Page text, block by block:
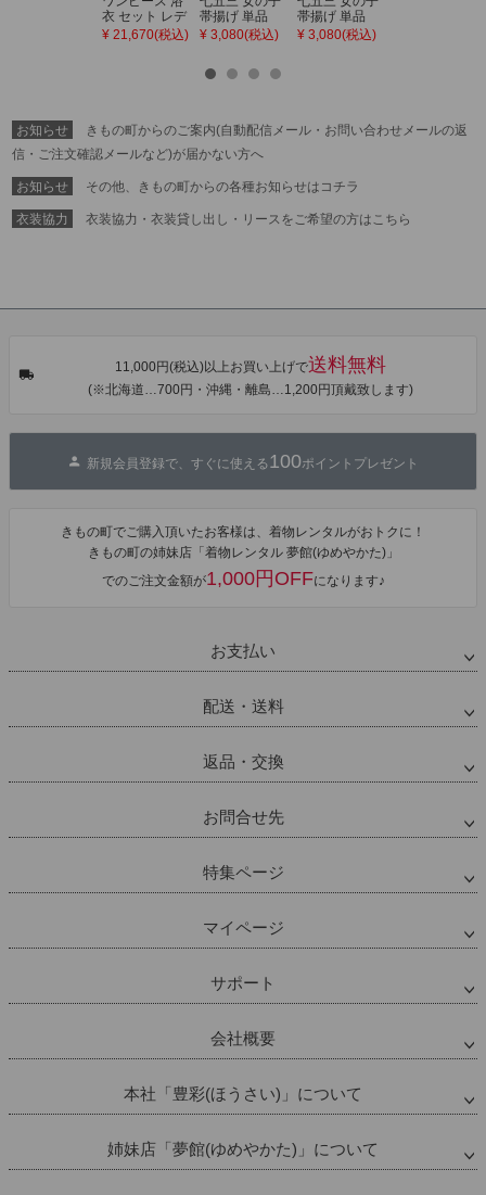
衣 セット レデ
ィース 吸水速
乾 ポリエステ
シェ）「ラン
タン・夜の葉
音・金継ぎ・
プ」Fサイズ
カシュクール
ワンピース 簡
単着付け 大人
¥ 21,670(税込)
帯揚げ 単品
「灰桃色」日
本製 7歳 女児
びあげ 和装 着
HI オリジナル
【メール便不
可】
¥ 3,080(税込)
帯揚げ 単品
「若葉色」日
本製 7歳 女児
HI オリジナル
【メール便不
¥ 3,080(税込)
HI オリジナル
【メール便不
お知らせ
きもの町からのご案内(自動配信メール・お問い合わせメールの返
信・ご注文確認メールなど)が届かない方へ
お知らせ その他、きもの町からの各種お知らせはコチラ
衣装協力 衣装協力・衣装貸し出し・リースをご希望の方はこちら
11,000円(税込)以上お買い上げで送料無料
(※北海道…700円・沖縄・離島…1,200円頂戴致します)
新規会員登録で、すぐに使える 100ポイントプレゼント
きもの町でご購入頂いたお客様は、着物レンタルがおトクに！
きもの町の姉妹店「着物レンタル 夢館(ゆめやかた)」
でのご注文金額が1,000円OFFになります♪
お支払い
配送・送料
返品・交換
お問合せ先
特集ページ
マイページ
サポート
会社概要
本社「豊彩(ほうさい)」について
姉妹店「夢館(ゆめやかた)」について